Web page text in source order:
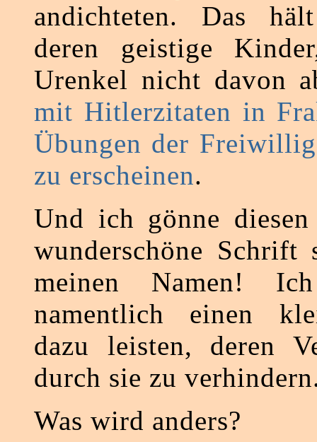
andichteten. Das
deren geistige
Urenkel nicht davon
mit Hitlerzitaten in
Übungen der
zu erscheinen.
Und ich gönne
wunderschöne
meinen Namen!
namentlich einen
dazu leisten, deren
durch sie zu
Was wird anders?